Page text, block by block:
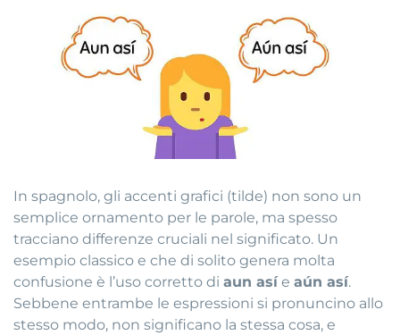
In spagnolo, gli accenti grafici (tilde) non sono un
semplice ornamento per le parole, ma spesso
tracciano differenze cruciali nel significato. Un
esempio classico e che di solito genera molta
confusione è l’uso corretto di aun asíe aún así.
Sebbene entrambe le espressioni si pronuncino allo
stesso modo, non significano la stessa cosa, e